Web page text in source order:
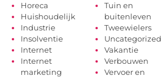
Horeca
Huishoudelijk
Industrie
Insolventie
Internet
Internet
marketing
Tuin en
buitenleven
Tweewielers
Uncategorized
Vakantie
Verbouwen
Vervoer en